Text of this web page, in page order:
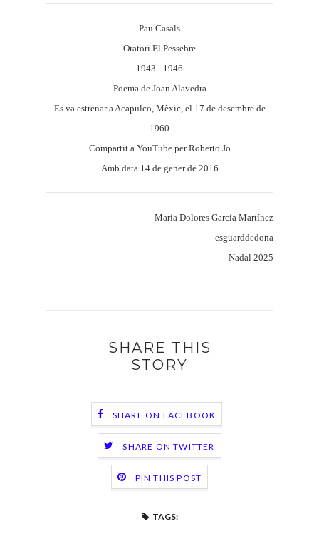
Pau Casals
Oratori El Pessebre
1943 - 1946
Poema de Joan Alavedra
Es va estrenar a Acapulco, Mèxic, el 17 de desembre de
1960
Compartit a YouTube per Roberto Jo
Amb data 14 de gener de 2016
María Dolores García Martínez
esguarddedona
Nadal 2025
SHARE THIS
STORY
SHARE ON FACEBOOK
SHARE ON TWITTER
PIN THIS POST
TAGS: